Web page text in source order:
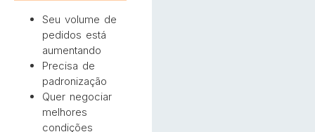
Seu volume de
pedidos está
aumentando
Precisa de
padronização
Quer negociar
melhores
condições